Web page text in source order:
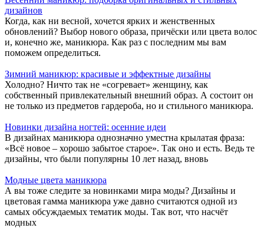
дизайнов
Когда, как ни весной, хочется ярких и женственных
обновлений? Выбор нового образа, причёски или цвета волос
и, конечно же, маникюра. Как раз с последним мы вам
поможем определиться.
Зимний маникюр: красивые и эффектные дизайны
Холодно? Ничто так не «согревает» женщину, как
собственный привлекательный внешний образ. А состоит он
не только из предметов гардероба, но и стильного маникюра.
Новинки дизайна ногтей: осенние идеи
В дизайнах маникюра однозначно уместна крылатая фраза:
«Всё новое – хорошо забытое старое». Так оно и есть. Ведь те
дизайны, что были популярны 10 лет назад, вновь
Модные цвета маникюра
А вы тоже следите за новинками мира моды? Дизайны и
цветовая гамма маникюра уже давно считаются одной из
самых обсуждаемых тематик моды. Так вот, что насчёт
модных